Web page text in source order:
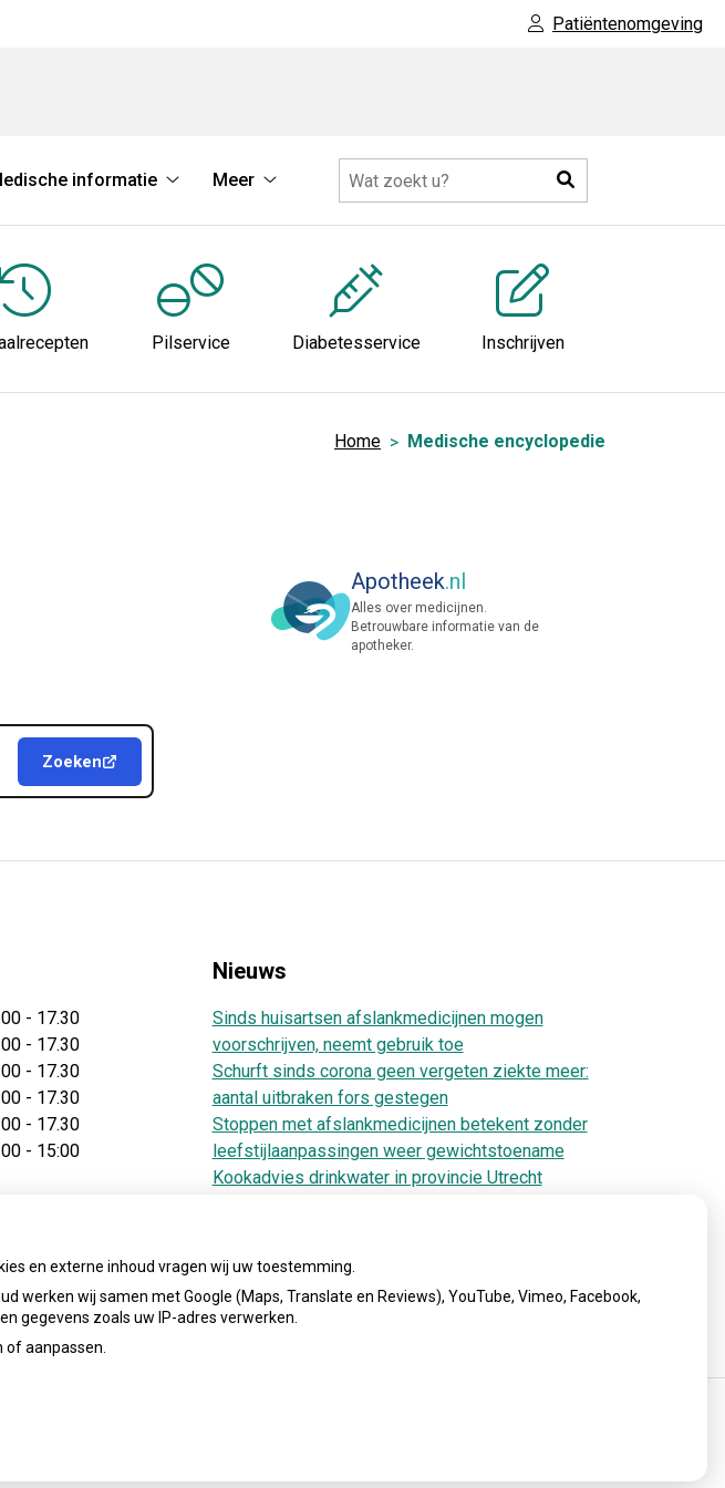
Patiëntenomgeving
informatie
informatie
submenu
Meer
submenu
Zoeken
Pilservice Diabetesservice Inschrijven
Home Medische encyclopedie
Apotheek.nl
Alles over medicijnen.
Betrouwbare informatie van de
apotheker.
Zoeken
- 17.30
- 17.30
- 17.30
- 17.30
- 17.30
- 15:00
Nieuws
Sinds huisartsen afslankmedicijnen mogen
voorschrijven, neemt gebruik toe
Schurft sinds corona geen vergeten ziekte meer:
aantal uitbraken fors gestegen
Stoppen met afslankmedicijnen betekent zonder
leefstijlaanpassingen weer gewichtstoename
Kookadvies drinkwater in provincie Utrecht
baby’s ziek maken
en externe inhoud vragen wij uw toestemming.
wij samen met Google (Maps, Translate en Reviews), YouTube, Vimeo, Facebook,
gegevens zoals uw IP-adres verwerken.
aanpassen.